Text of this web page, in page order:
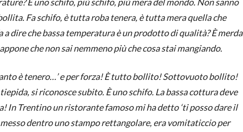
Fa schifo, è tutta roba tenera, è tutta mera quella che
a dire che bassa temperatura è un prodotto di qualità? È merda
che non sai nemmeno più che cosa stai mangiando.
è tenero…’ e per forza! È tutto bollito! Sottovuoto bollito!
si riconosce subito. È uno schifo. La bassa cottura deve
In Trentino un ristorante famoso mi ha detto ‘ti posso dare il
dentro uno stampo rettangolare, era vomitaticcio per